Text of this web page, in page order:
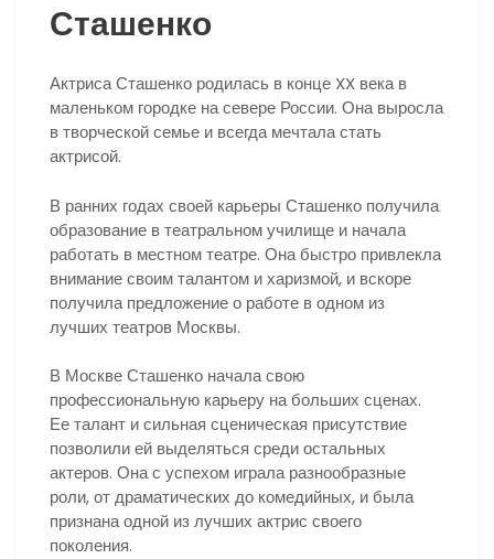
Сташенко
Актриса Сташенко родилась в конце XX века в
маленьком городке на севере России. Она выросла
в творческой семье и всегда мечтала стать
актрисой.
В ранних годах своей карьеры Сташенко получила
образование в театральном училище и начала
работать в местном театре. Она быстро привлекла
внимание своим талантом и харизмой, и вскоре
получила предложение о работе в одном из
лучших театров Москвы.
В Москве Сташенко начала свою
профессиональную карьеру на больших сценах.
Ее талант и сильная сценическая присутствие
позволили ей выделяться среди остальных
актеров. Она с успехом играла разнообразные
роли, от драматических до комедийных, и была
признана одной из лучших актрис своего
поколения.